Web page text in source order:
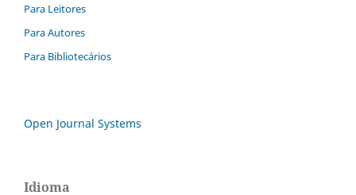
Para Leitores
Para Autores
Para Bibliotecários
Open Journal Systems
Idioma